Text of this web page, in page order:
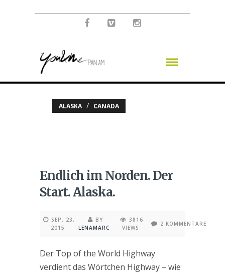
ALASKA / CANADA
Endlich im Norden. Der
Start. Alaska.
SEP. 23,
2015
BY
LENAMARC
3816
VIEWS
2 KOMMENTARE
Der Top of the World Highway
verdient das Wörtchen Highway – wie